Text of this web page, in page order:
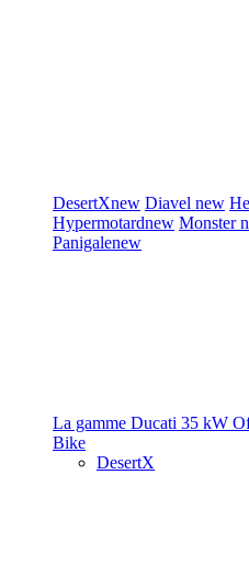
DesertXnew Diavel new
Hypermotardnew Monster
Panigalenew
La gamme Ducati 35 kW
Bike
DesertX